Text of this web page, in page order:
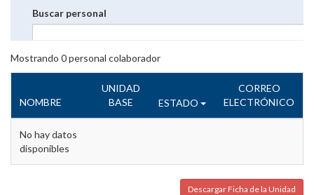
Buscar personal
Mostrando 0personal colaborador
NOMBRE
UNIDAD
BASE
ESTADO
CORREO
ELECTRÓNICO
No hay datos
disponibles
Descargar Ficha de la Unidad